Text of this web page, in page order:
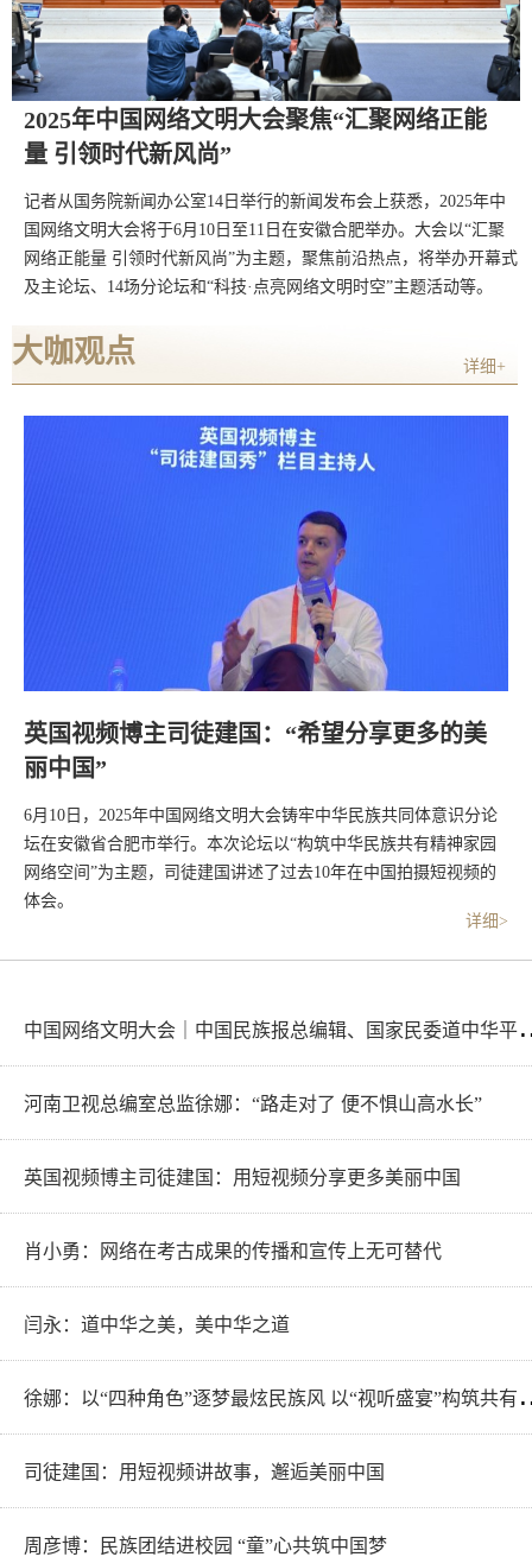
2025年中国网络文明大会聚焦“汇聚网络正能
量 引领时代新风尚”
记者从国务院新闻办公室14日举行的新闻发布会上获悉，2025年中
国网络文明大会将于6月10日至11日在安徽合肥举办。大会以“汇聚
网络正能量 引领时代新风尚”为主题，聚焦前沿热点，将举办开幕式
及主论坛、14场分论坛和“科技·点亮网络文明时空”主题活动等。
大咖观点 详细+
英国视频博主司徒建国：“希望分享更多的美
丽中国”
6月10日，2025年中国网络文明大会铸牢中华民族共同体意识分论
坛在安徽省合肥市举行。本次论坛以“构筑中华民族共有精神家园
网络空间”为主题，司徒建国讲述了过去10年在中国拍摄短视频的
体会。
详细>
国网络文明大会｜中国
河南卫视总编室总监徐娜：“路走对了 便不惧山高水长”
英国视频博主司徒建国：用短视频分享更多美丽中国
肖小勇：网络在考古成果的传播和宣传上无可替代
闫永：道中华之美，美中华之道
娜：以“四种角
司徒建国：用短视频讲故事，邂逅美丽中国
周彦博：民族团结进校园 “童”心共筑中国梦